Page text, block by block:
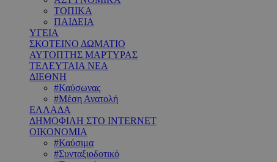
ΤΟΠΙΚΑ
ΠΑΙΔΕΙΑ
ΥΓΕΙΑ
ΣΚΟΤΕΙΝΟ ΔΩΜΑΤΙΟ
ΑΥΤΟΠΤΗΣ ΜΑΡΤΥΡΑΣ
ΤΕΛΕΥΤΑΙΑ ΝΕΑ
ΔΙΕΘΝΗ
#Καύσωνας
#Μέση Ανατολή
ΕΛΛΑΔΑ
ΔΗΜΟΦΙΛΗ ΣΤΟ INTERNET
ΟΙΚΟΝΟΜΙΑ
#Καύσιμα
#Συνταξιοδοτικό